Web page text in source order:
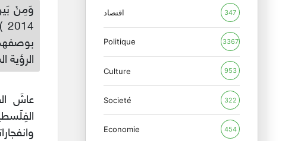
الرؤية
عاشَ
اقتصاد 347
Politique 3367
Culture 953
Societé 322
Economie 454